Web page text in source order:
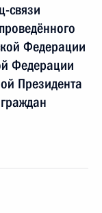
связи
Федерации
Федерации
Президента